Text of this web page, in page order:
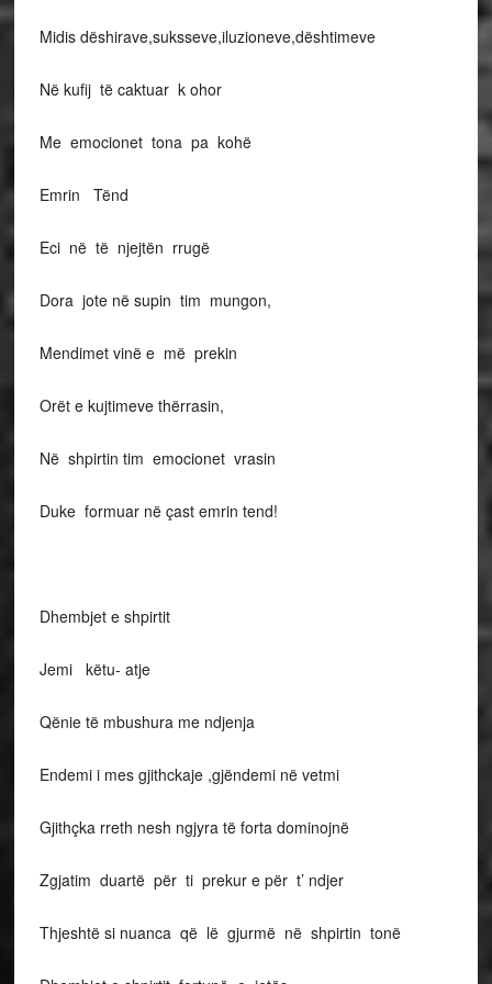
Midis dëshirave,suksseve,iluzioneve,dështimeve
Në kufij të caktuar k ohor
Me emocionet tona pa kohë
Emrin Tënd
Eci në të njejtën rrugë
Dora jote në supin tim mungon,
Mendimet vinë e më prekin
Orët e kujtimeve thërrasin,
Në shpirtin tim emocionet vrasin
Duke formuar në çast emrin tend!
Dhembjet e shpirtit
Jemi këtu- atje
Qënie të mbushura me ndjenja
Endemi i mes gjithckaje ,gjëndemi në vetmi
Gjithçka rreth nesh ngjyra të forta dominojnë
Zgjatim duartë për ti prekur e për t’ ndjer
Thjeshtë si nuanca që lë gjurmë në shpirtin tonë